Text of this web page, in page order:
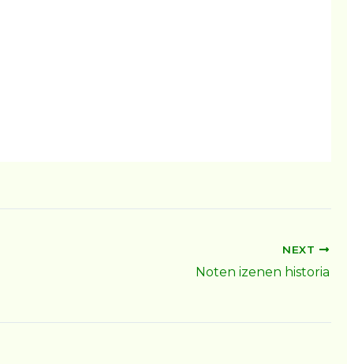
NEXT
Noten izenen historia